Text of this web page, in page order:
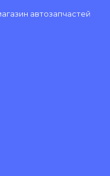
автозапчастей